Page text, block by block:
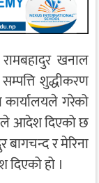
रामबहादुर खनाल
शुद्धीकरण
कार्यालयले गरेको
ले आदेश दिएको छ
बागचन्दरमेरिना
हो ।